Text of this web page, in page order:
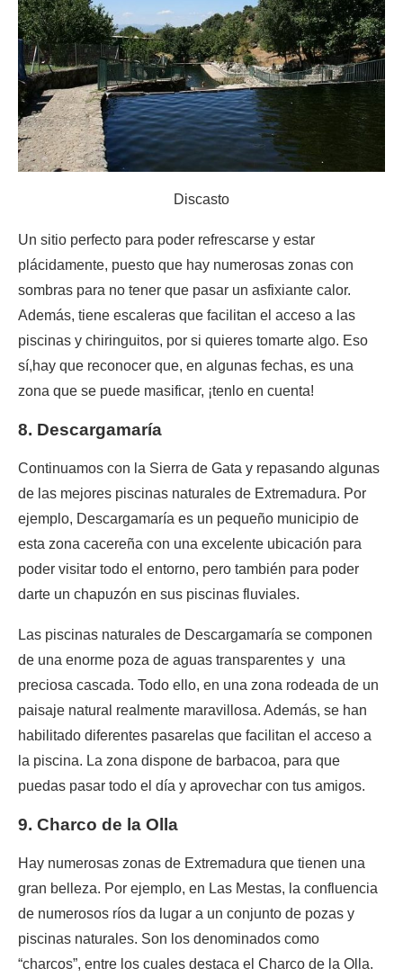
Discasto
Un sitio perfecto para poder refrescarse y estar
plácidamente, puesto que hay numerosas zonas con
sombras para no tener que pasar un asfixiante calor.
Además, tiene escaleras que facilitan el acceso a las
piscinas y chiringuitos, por si quieres tomarte algo. Eso
sí,hay que reconocer que, en algunas fechas, es una
zona que se puede masificar, ¡tenlo en cuenta!
8. Descargamaría
Continuamos con la Sierra de Gata y repasando algunas
de las mejores piscinas naturales de Extremadura. Por
ejemplo, Descargamaría es un pequeño municipio de
esta zona cacereña con una excelente ubicación para
poder visitar todo el entorno, pero también para poder
darte un chapuzón en sus piscinas fluviales.
Las piscinas naturales de Descargamaría se componen
de una enorme poza de aguas transparentes y una
preciosa cascada. Todo ello, en una zona rodeada de un
paisaje natural realmente maravillosa. Además, se han
habilitado diferentes pasarelas que facilitan el acceso a
la piscina. La zona dispone de barbacoa, para que
puedas pasar todo el día y aprovechar con tus amigos.
9. Charco de la Olla
Hay numerosas zonas de Extremadura que tienen una
gran belleza. Por ejemplo, en Las Mestas, la confluencia
de numerosos ríos da lugar a un conjunto de pozas y
piscinas naturales. Son los denominados como
“charcos”, entre los cuales destaca el Charco de la Olla.